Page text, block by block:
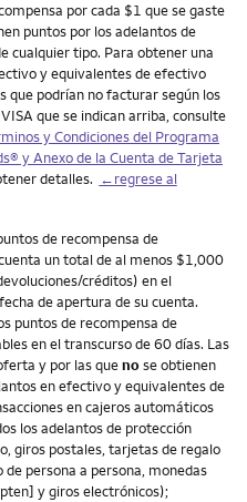
por cada $1 que se gaste
puntos por los adelantos de
cualquier tipo. Para obtener una
y equivalentes de efectivo
que podrían no facturar según los
que se indican arriba, consulte
y Condiciones del Programa
y Anexo de la Cuenta de Tarjeta
detalles. ←regrese al
de recompensa de
un total de al menos $1,000
créditos) en el
de apertura de su cuenta.
puntos de recompensa de
en el transcurso de 60 días. Las
y por las quenose obtienen
en efectivo y equivalentes de
en cajeros automáticos
los adelantos de protección
giros postales, tarjetas de regalo
persona a persona, monedas
y giros electrónicos);